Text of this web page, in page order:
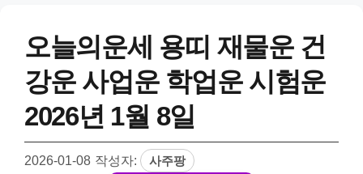
오늘의운세 용띠 재물운 건
강운 사업운 학업운 시험운
2026년 1월 8일
2026-01-08 작성자: 사주팡